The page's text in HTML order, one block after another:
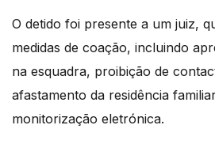
O detido foi presente a um juiz,
medidas de coação, incluindo
na esquadra, proibição de
afastamento da residência
monitorização eletrónica.